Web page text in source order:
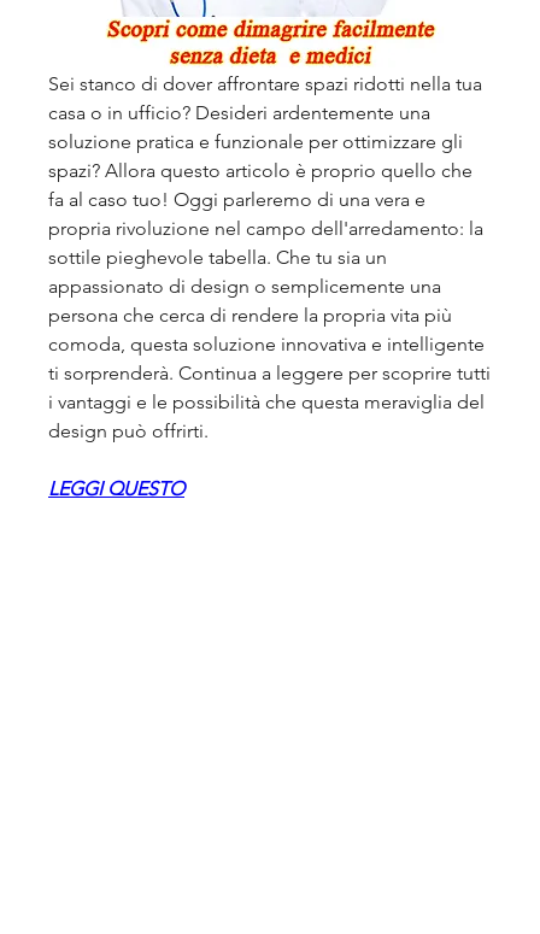
Sei stanco di dover affrontare spazi ridotti nella tua
casa o in ufficio? Desideri ardentemente una
soluzione pratica e funzionale per ottimizzare gli
spazi? Allora questo articolo è proprio quello che
fa al caso tuo! Oggi parleremo di una vera e
propria rivoluzione nel campo dell'arredamento: la
sottile pieghevole tabella. Che tu sia un
appassionato di design o semplicemente una
persona che cerca di rendere la propria vita più
comoda, questa soluzione innovativa e intelligente
ti sorprenderà. Continua a leggere per scoprire tutti
i vantaggi e le possibilità che questa meraviglia del
design può offrirti.
LEGGI QUESTO